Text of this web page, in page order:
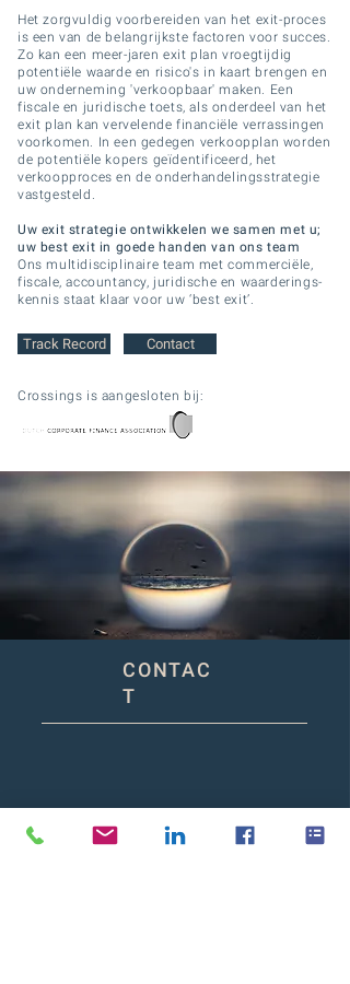
Het zorgvuldig voorbereiden van het exit-proces
is een van de belangrijkste factoren voor succes.
Zo kan een meer-jaren exit plan vroegtijdig
potentiële waarde en risico's in kaart brengen en
uw onderneming 'verkoopbaar' maken. Een
fiscale en juridische toets, als onderdeel van het
exit plan kan vervelende financiële verrassingen
voorkomen. In een gedegen verkoopplan worden
de potentiële kopers geïdentificeerd, het
verkoopproces en de onderhandelingsstrategie
vastgesteld.
Uw exit strategie ontwikkelen we samen met u;
uw best exit in goede handen van ons team
Ons multidisciplinaire team met commerciële,
fiscale, accountancy, juridische en waarderings-
kennis staat klaar voor uw ‘best exit’.
Track Record Contact
Crossings is aangesloten bij:
CONTAC
T
DEN HAAG